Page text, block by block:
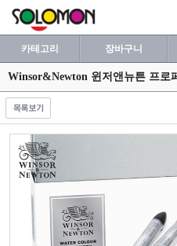
카테고리 장바구니
Winsor&Newton 윈저앤뉴튼 프로